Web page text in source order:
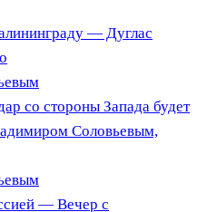
— Дуглас
со стороны Запада будет
Соловьевым,
— Вечер с